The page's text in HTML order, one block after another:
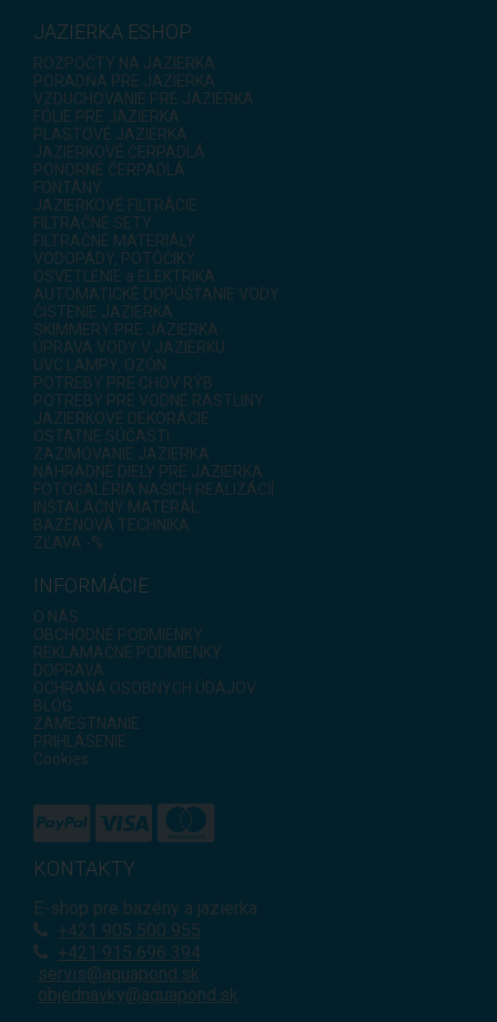
JAZIERKA ESHOP
ROZPOČTY NA JAZIERKA
PORADŇA PRE JAZIERKA
VZDUCHOVANIE PRE JAZIERKA
FÓLIE PRE JAZIERKA
PLASTOVÉ JAZIERKA
JAZIERKOVÉ ČERPADLÁ
PONORNÉ ČERPADLÁ
FONTÁNY
JAZIERKOVÉ FILTRÁCIE
FILTRAČNÉ SETY
FILTRAČNÉ MATERIÁLY
VODOPÁDY, POTÔČIKY
OSVETLENIE a ELEKTRIKA
AUTOMATICKÉ DOPÚŠŤANIE VODY
ČISTENIE JAZIERKA
SKIMMERY PRE JAZIERKA
ÚPRAVA VODY V JAZIERKU
UVC LAMPY, OZÓN
POTREBY PRE CHOV RÝB
POTREBY PRE VODNÉ RASTLINY
JAZIERKOVÉ DEKORÁCIE
OSTATNÉ SÚČASTI
ZAZIMOVANIE JAZIERKA
NÁHRADNÉ DIELY PRE JAZIERKA
FOTOGALÉRIA NAŠICH REALIZÁCIÍ
INŠTALAČNÝ MATERÁL
BAZÉNOVÁ TECHNIKA
ZĽAVA -%
INFORMÁCIE
O NÁS
OBCHODNÉ PODMIENKY
REKLAMAČNÉ PODMIENKY
DOPRAVA
OCHRANA OSOBNÝCH ÚDAJOV
BLOG
ZAMESTNANIE
PRIHLÁSENIE
Cookies
KONTAKTY
E-shop pre bazény a jazierka
+421 905 500 955
+421 915 696 394
servis@aquapond.sk
objednavky@aquapond.sk